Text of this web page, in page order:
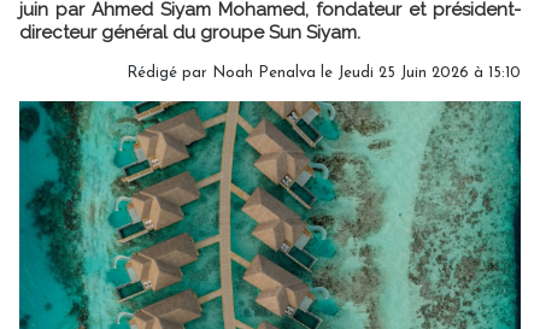
juin par Ahmed Siyam Mohamed, fondateur et président-
directeur général du groupe Sun Siyam.
Rédigé par Noah Penalva le Jeudi 25 Juin 2026 à 15:10